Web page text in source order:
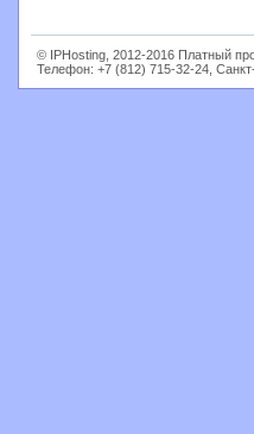
© IPHosting, 2012-2016 Платный
Телефон: +7 (812) 715-32-24,